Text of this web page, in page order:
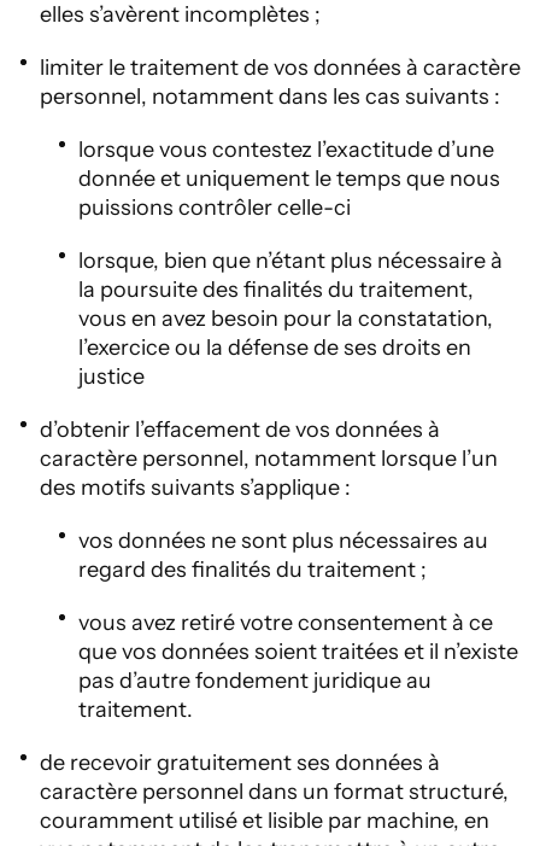
elles s’avèrent incomplètes ;
limiter le traitement de vos données à caractère
personnel, notamment dans les cas suivants :
lorsque vous contestez l’exactitude d’une
donnée et uniquement le temps que nous
puissions contrôler celle-ci
lorsque, bien que n’étant plus nécessaire à
la poursuite des finalités du traitement,
vous en avez besoin pour la constatation,
l’exercice ou la défense de ses droits en
justice
d’obtenir l’effacement de vos données à
caractère personnel, notamment lorsque l’un
des motifs suivants s’applique :
vos données ne sont plus nécessaires au
regard des finalités du traitement ;
vous avez retiré votre consentement à ce
que vos données soient traitées et il n’existe
pas d’autre fondement juridique au
traitement.
de recevoir gratuitement ses données à
caractère personnel dans un format structuré,
couramment utilisé et lisible par machine, en